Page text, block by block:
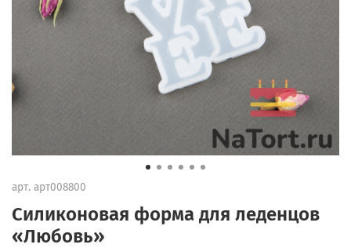
арт. арт008800
Силиконовая форма для леденцов
«Любовь»